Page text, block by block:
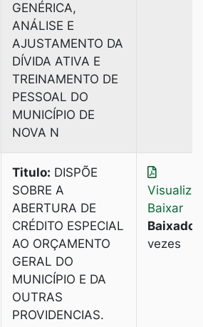
GENÉRICA,
ANÁLISE E
AJUSTAMENTO DA
DÍVIDA ATIVA E
TREINAMENTO DE
PESSOAL DO
MUNICÍPIO DE
NOVA N
Titulo: DISPÕE
SOBRE A
ABERTURA DE
CRÉDITO ESPECIAL
AO ORÇAMENTO
GERAL DO
MUNICÍPIO E DA
OUTRAS
PROVIDENCIAS.
Baixar
Baixado:
vezes